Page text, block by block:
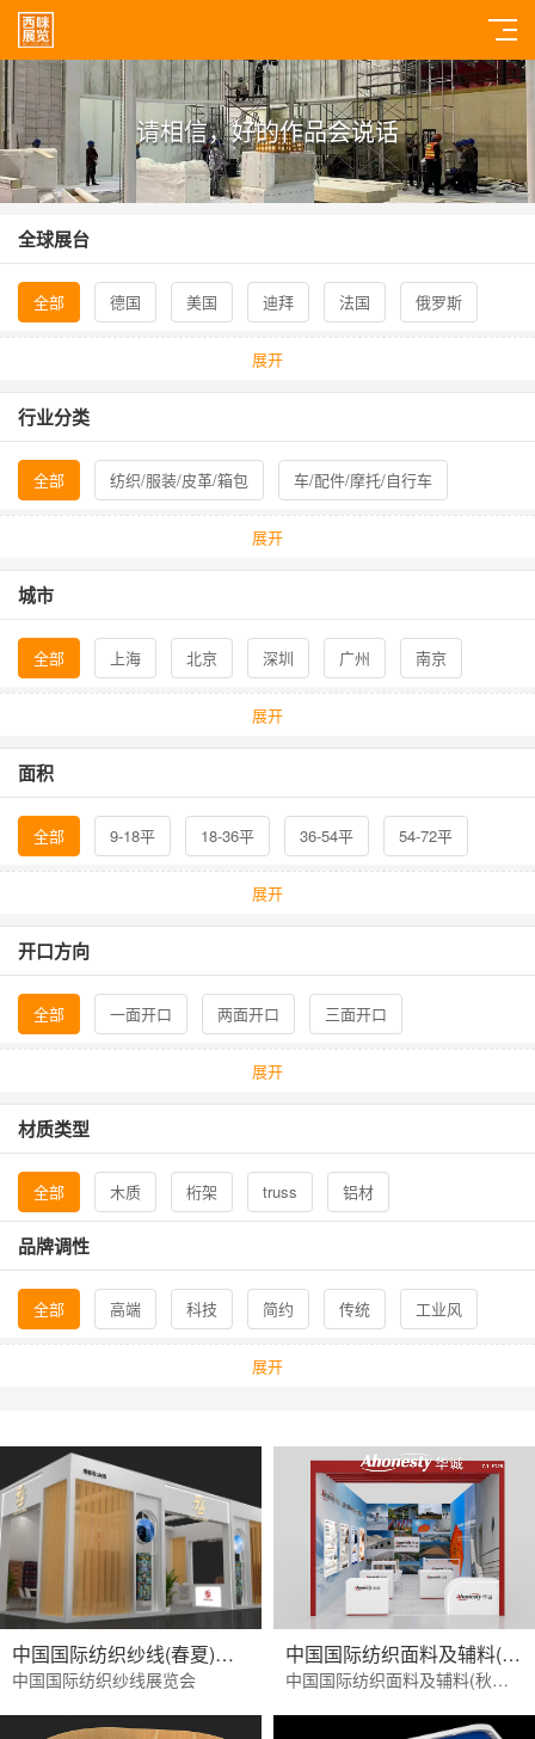
请相信，好的作品会说话
全球展台
全部 德国 美国 迪拜 法国 俄罗斯
英国
中东
荷兰 加拿大 阿尔及利亚
展开
行业分类
全部 纺织/服装/皮革/箱包 车/配件/摩托/自行车
数码/婚纱/摄影/器材
工业/机械/制造/矿业
电子/游戏/网络/通信 五金/建材/泵阀/暖通
安防/劳保/安全/消防 农业/畜牧/园林/渔业
化工/环保/染料/塑胶 医疗/美容/口腔/保健
家居/婴童/酒店/礼品 文化/教育/金融/贸易
户外/狩猎/体育/运动 办公/印刷/广告/品牌
食品/饮料/烟酒/生鲜
展开
城市
全部 上海 北京 深圳 广州 南京
长沙
展开
面积
全部 9-18平 18-36平 36-54平 54-72平
200以上平
展开
开口方向
全部 一面开口 两面开口 三面开口
展开
材质类型
全部 木质 桁架 truss 铝材
品牌调性
全部 高端 科技 简约 传统 工业风
展开
中国国际纺织纱线(春夏)展览会
中国国际纺织纱线展览会
中国国际纺织面料及辅料(秋冬)博览会
中国国际纺织面料及辅料(秋冬)博览会